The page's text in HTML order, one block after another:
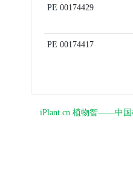
PE 00174429
PE 00174417
iPlant.cn 植物智——中国